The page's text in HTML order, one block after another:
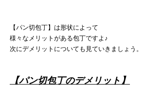
【パン切包丁】は形状によって
様々なメリットがある包丁ですよ♪
次にデメリットについても見ていきましょう。
【パン切包丁のデメリット】